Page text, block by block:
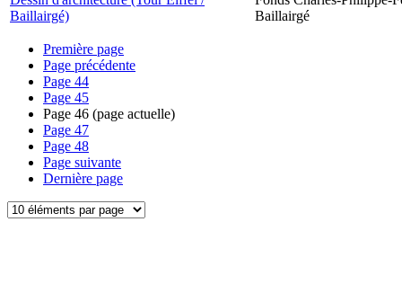
Baillairgé)
Baillairgé
Première page
Page précédente
Page 44
Page 45
Page 46 (page actuelle)
Page 47
Page 48
Page suivante
Dernière page